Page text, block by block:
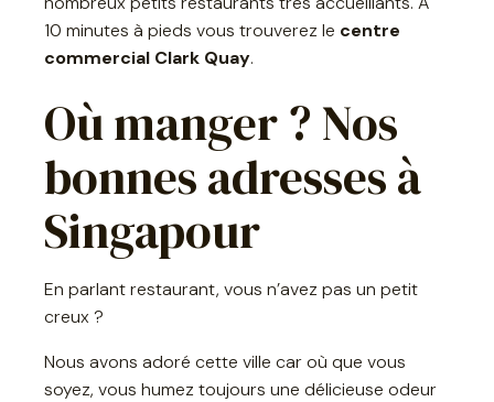
10 minutes à pieds vous trouverez le centre
commercial Clark Quay.
Où manger ? Nos
bonnes adresses à
Singapour
En parlant restaurant, vous n’avez pas un petit
creux ?
Nous avons adoré cette ville car où que vous
soyez, vous humez toujours une délicieuse odeur